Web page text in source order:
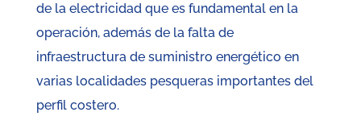
de la electricidad que es fundamental en la
operación, además de la falta de
infraestructura de suministro energético en
varias localidades pesqueras importantes del
perfil costero.